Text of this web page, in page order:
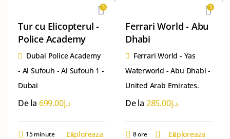
3
Tur cu Elicopterul -
Police Academy
Dubai Police Academy
- Al Sufouh - Al Sufouh 1 -
Dubai
De la د.إ699.00
15 minute Exploreaza
3
Ferrari World - Abu
Dhabi
Ferrari World - Yas
Waterworld - Abu Dhabi -
United Arab Emirates.
De la د.إ285.00
8 ore Exploreaza